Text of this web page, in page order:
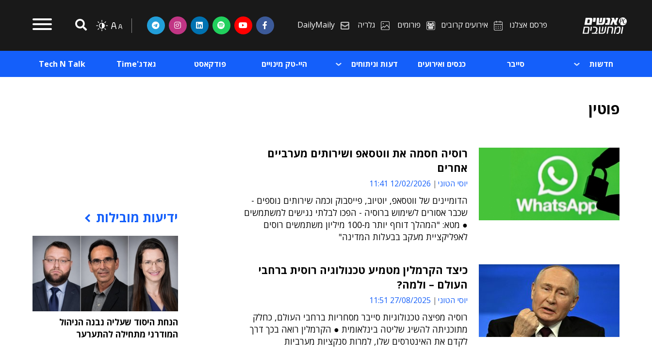
פרסם אצלנו אירועים קרובים פורומים גלריה DailyMaily
חדשות סייבר כנסים ואירועים דעות וניתוחים היי-טק מינויים פודקאסט גאדג'Time Tech N Talk
פוטין
רוסיה חסמה את ווטסאפ ושירותים מערביים
אחרים
יוסי הטוני 12/02/2026 11:41
הדומיינים של ווטסאפ, יוטיוב, פייסבוק וכמה שירותים נוספים -
שכבר אסורים לשימוש ברוסיה - הפכו לבלתי נגישים למשתמשים
● מטא: "המהלך דוחף יותר מ-100 מיליון משתמשים רוסים
לאפליקציית מעקב בבעלות המדינה"
כיצד הקרמלין מטמיע טכנולוגיה רוסית ברחבי
העולם – ולמה?
יוסי הטוני 27/08/2025 11:51
רוסיה מפיצה טכנולוגיות סייבר מסחריות ברחבי העולם, כחלק
מתוכניתה להשיג שליטה בינלאומית ● הקרמלין רואה בכך דרך
לקדם את האינטרסים שלו, למרות סנקציות מערביות
ידיעות מובילות
הנחת היסוד שעליה נבנה הניהול
המודרני מתחילה להתערער